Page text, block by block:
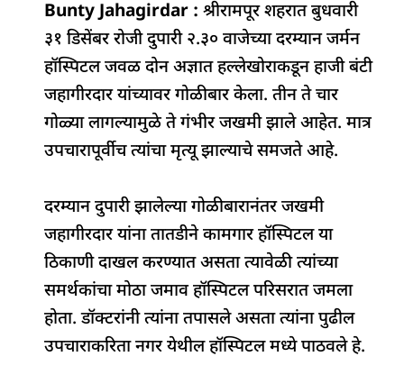
c
e
b
o
o
k
at
s
A
p
p
k
e
dI
n
re
a
d
s
e
g
ra
m
ar
e
Bunty Jahagirdar :श्रीरामपूर शहरात बुधवारी
३१ डिसेंबर रोजी दुपारी २.३० वाजेच्या दरम्यान जर्मन
हॉस्पिटल जवळ दोन अज्ञात हल्लेखोराकडून हाजी बंटी
जहागीरदार यांच्यावर गोळीबार केला. तीन ते चार
गोळ्या लागल्यामुळे ते गंभीर जखमी झाले आहेत. मात्र
उपचारापूर्वीच त्यांचा मृत्यू झाल्याचे समजते आहे.
दरम्यान दुपारी झालेल्या गोळीबारानंतर जखमी
जहागीरदार यांना तातडीने कामगार हॉस्पिटल या
ठिकाणी दाखल करण्यात असता त्यावेळी त्यांच्या
समर्थकांचा मोठा जमाव हॉस्पिटल परिसरात जमला
होता. डॉक्टरांनी त्यांना तपासले असता त्यांना पुढील
उपचाराकरिता नगर येथील हॉस्पिटल मध्ये पाठवले हे.